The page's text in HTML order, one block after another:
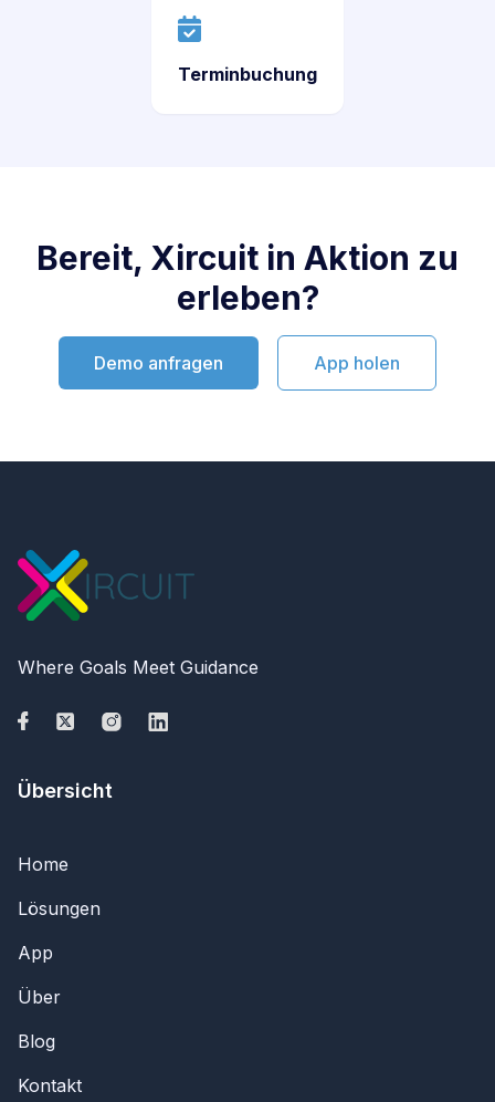
Terminbuchung
Bereit, Xircuit in Aktion zu
erleben?
Demo anfragen App holen
Where Goals Meet Guidance
Übersicht
Home
Lösungen
App
Über
Blog
Kontakt